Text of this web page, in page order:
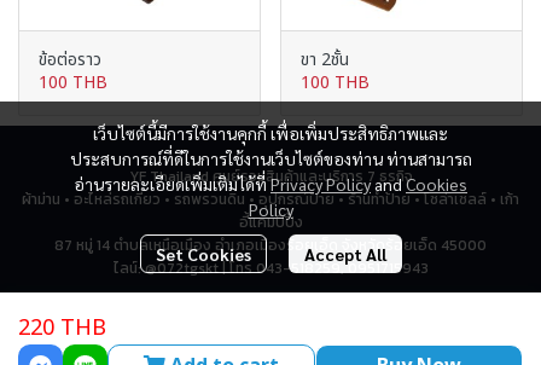
ข้อต่อราว
100 THB
ขา 2ชั้น
100 THB
220 THB
เว็บไซต์นี้มีการใช้งานคุกกี้ เพื่อเพิ่มประสิทธิภาพและ
ประสบการณ์ที่ดีในการใช้งานเว็บไซต์ของท่าน ท่านสามารถ
อ่านรายละเอียดเพิ่มเติมได้ที่Privacy PolicyandCookies
Policy
Set Cookies Accept All
YF Thailand ศูนย์รวมสินค้าและบริการ 7 ธุรกิจ
ผ้าม่าน • อะไหล่รถเกี่ยว • รถพรวนดิน • อุปกรณ์ป้าย • ร้านทำป้าย • โซล่าเซลล์ • เก้า
อี้แคมป์ปิ้ง
87 หมู่ 14 ตำบลเหนือเมือง อำเภอเมืองร้อยเอ็ด จังหวัดร้อยเอ็ด 45000
ไลน์: @072tgskt | โทร 043-518259, 0951715943
Total Visitor2,793,717